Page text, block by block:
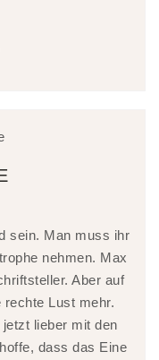
sein. Man muss ihr
nehmen. Max
Aber auf
Lust mehr.
lieber mit den
dass das Eine